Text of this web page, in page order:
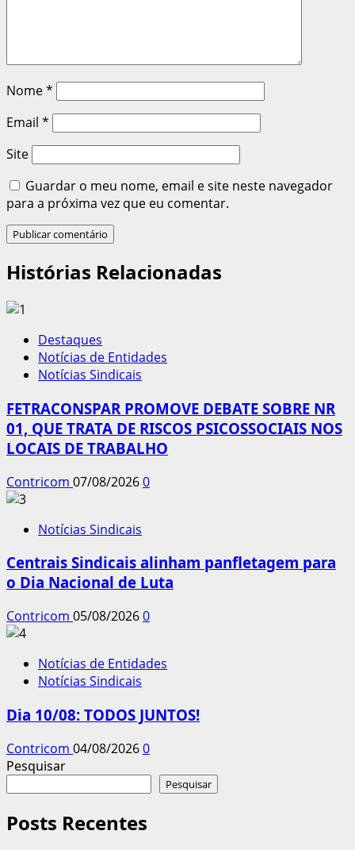
Nome*
Email *
Site
Guardar o meu nome, email e site neste navegador
para a próxima vez que eu comentar.
Histórias Relacionadas
Destaques
Notícias de Entidades
Notícias Sindicais
FETRACONSPAR PROMOVE DEBATE SOBRE NR
01, QUE TRATA DE RISCOS PSICOSSOCIAIS NOS
LOCAIS DE TRABALHO
Contricom 07/08/20260
Notícias Sindicais
Centrais Sindicais alinham panfletagem para
o Dia Nacional de Luta
Contricom 05/08/20260
Notícias de Entidades
Notícias Sindicais
Dia 10/08: TODOS JUNTOS!
Contricom 04/08/20260
Pesquisar
Pesquisar
Posts Recentes